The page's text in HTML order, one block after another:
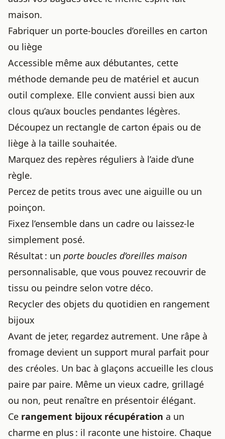
maison.
Fabriquer un porte-boucles d’oreilles en carton
ou liège
Accessible même aux débutantes, cette
méthode demande peu de matériel et aucun
outil complexe. Elle convient aussi bien aux
clous qu’aux boucles pendantes légères.
Découpez un rectangle de carton épais ou de
liège à la taille souhaitée.
Marquez des repères réguliers à l’aide d’une
règle.
Percez de petits trous avec une aiguille ou un
poinçon.
Fixez l’ensemble dans un cadre ou laissez-le
simplement posé.
Résultat : un porte boucles d’oreilles maison
personnalisable, que vous pouvez recouvrir de
tissu ou peindre selon votre déco.
Recycler des objets du quotidien en rangement
bijoux
Avant de jeter, regardez autrement. Une râpe à
fromage devient un support mural parfait pour
des créoles. Un bac à glaçons accueille les clous
paire par paire. Même un vieux cadre, grillagé
ou non, peut renaître en présentoir élégant.
Ce rangement bijoux récupération a un
charme en plus : il raconte une histoire. Chaque